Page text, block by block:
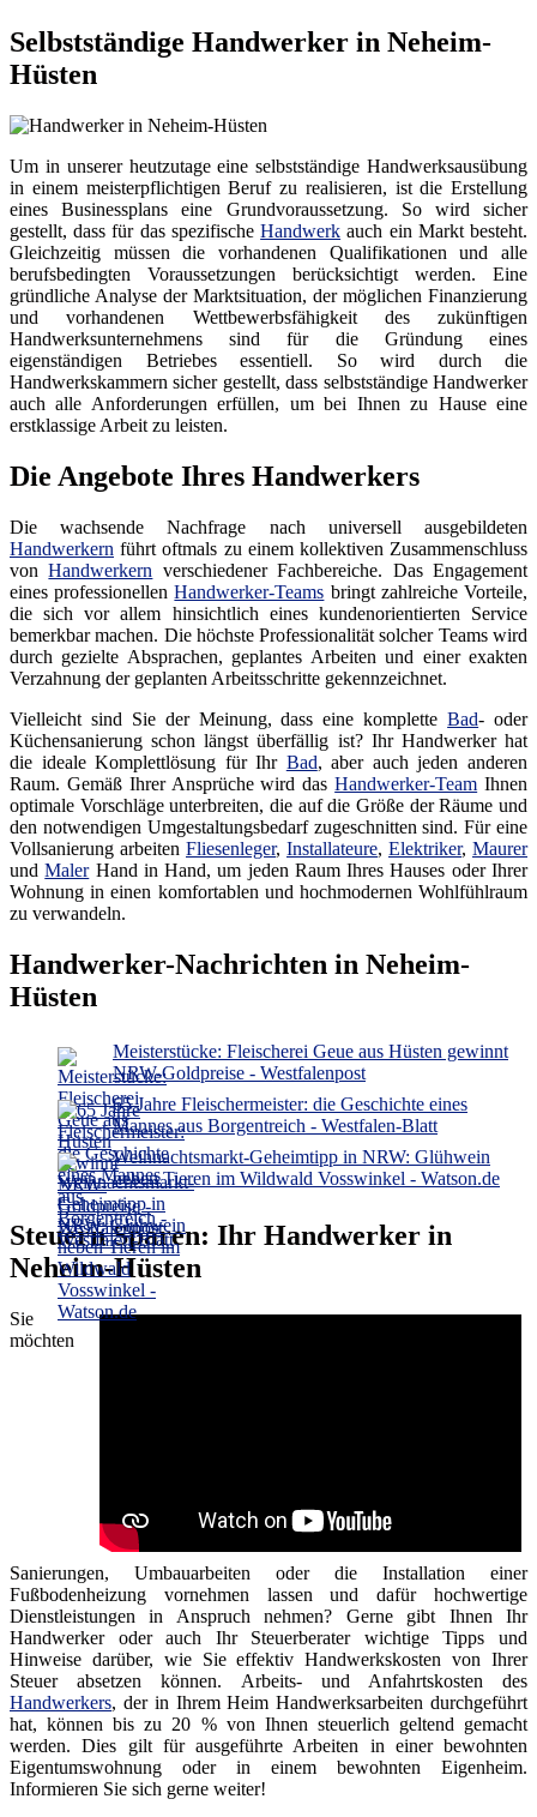
Selbstständige Handwerker in Neheim-
Hüsten
Um in unserer heutzutage eine selbstständige Handwerksausübung
in einem meisterpflichtigen Beruf zu realisieren, ist die Erstellung
eines Businessplans eine Grundvoraussetzung. So wird sicher
gestellt, dass für das spezifischeHandwerk auch ein Markt besteht.
Gleichzeitig müssen die vorhandenen Qualifikationen und alle
berufsbedingten Voraussetzungen berücksichtigt werden. Eine
gründliche Analyse der Marktsituation, der möglichen Finanzierung
und vorhandenen Wettbewerbsfähigkeit des zukünftigen
Handwerksunternehmens sind für die Gründung eines
eigenständigen Betriebes essentiell. So wird durch die
Handwerkskammern sicher gestellt, dass selbstständige Handwerker
auch alle Anforderungen erfüllen, um bei Ihnen zu Hause eine
erstklassige Arbeit zu leisten.
Die Angebote Ihres Handwerkers
Die wachsende Nachfrage nach universell ausgebildeten
Handwerkern führt oftmals zu einem kollektiven Zusammenschluss
vonHandwerkern verschiedener Fachbereiche. Das Engagement
eines professionellenHandwerker-Teams bringt zahlreiche Vorteile,
die sich vor allem hinsichtlich eines kundenorientierten Service
bemerkbar machen. Die höchste Professionalität solcher Teams wird
durch gezielte Absprachen, geplantes Arbeiten und einer exakten
Verzahnung der geplanten Arbeitsschritte gekennzeichnet.
Vielleicht sind Sie der Meinung, dass eine kompletteBad- oder
Küchensanierung schon längst überfällig ist? Ihr Handwerker hat
die ideale Komplettlösung für Ihr Bad, aber auch jeden anderen
Raum. Gemäß Ihrer Ansprüche wird dasHandwerker-Team Ihnen
optimale Vorschläge unterbreiten, die auf die Größe der Räume und
den notwendigen Umgestaltungsbedarf zugeschnitten sind. Für eine
Vollsanierung arbeiten Fliesenleger, Installateure, Elektriker, Maurer
undMalerHand in Hand, um jeden Raum Ihres Hauses oder Ihrer
Wohnung in einen komfortablen und hochmodernen Wohlfühlraum
zu verwandeln.
Handwerker-Nachrichten in Neheim-
Hüsten
Meisterstücke: Fleischerei Geue aus Hüsten gewinnt
NRW-Goldpreise - Westfalenpost
65 Jahre Fleischermeister: die Geschichte eines
Mannes aus Borgentreich - Westfalen-Blatt
Weihnachtsmarkt-Geheimtipp in NRW: Glühwein
neben Tieren im Wildwald Vosswinkel - Watson.de
Steuern Sparen: Ihr Handwerker in
Neheim-Hüsten
Sie
möchten
Sanierungen, Umbauarbeiten oder die Installation einer
Fußbodenheizung vornehmen lassen und dafür hochwertige
Dienstleistungen in Anspruch nehmen? Gerne gibt Ihnen Ihr
Handwerker oder auch Ihr Steuerberater wichtige Tipps und
Hinweise darüber, wie Sie effektiv Handwerkskosten von Ihrer
Steuer absetzen können. Arbeits- und Anfahrtskosten des
Handwerkers, der in Ihrem Heim Handwerksarbeiten durchgeführt
hat, können bis zu 20 % von Ihnen steuerlich geltend gemacht
werden. Dies gilt für ausgeführte Arbeiten in einer bewohnten
Eigentumswohnung oder in einem bewohnten Eigenheim.
Informieren Sie sich gerne weiter!